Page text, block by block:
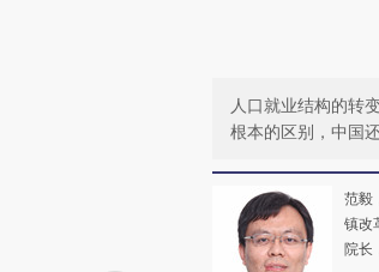
人口就业结构的转
根本的区别，中国
范毅
镇改
院长